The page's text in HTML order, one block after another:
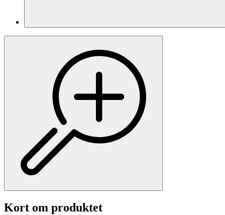
Kort om produktet